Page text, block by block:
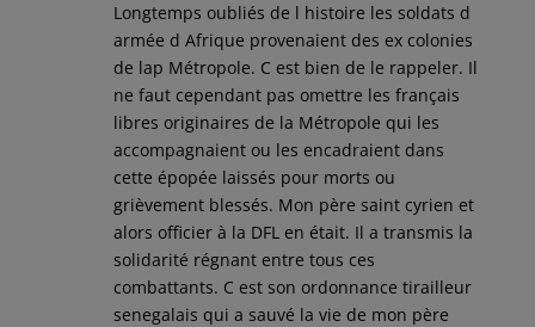
Longtemps oubliés de l histoire les soldats d
armée d Afrique provenaient des ex colonies
de lap Métropole. C est bien de le rappeler. Il
ne faut cependant pas omettre les français
libres originaires de la Métropole qui les
accompagnaient ou les encadraient dans
cette épopée laissés pour morts ou
grièvement blessés. Mon père saint cyrien et
alors officier à la DFL en était. Il a transmis la
solidarité régnant entre tous ces
combattants. C est son ordonnance tirailleur
senegalais qui a sauvé la vie de mon père